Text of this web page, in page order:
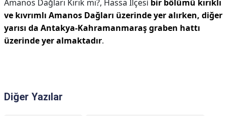
Amanos Dağları Kırık mı?, Hassa İlçesi bir bölümü kırıklı
ve kıvrımlı Amanos Dağları üzerinde yer alırken, diğer
yarısı da Antakya-Kahramanmaraş graben hattı
üzerinde yer almaktadır.
Diğer Yazılar